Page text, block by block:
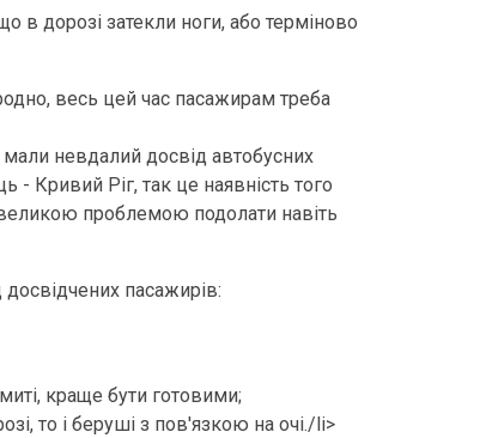
в дорозі затекли ноги, або терміново
весь цей час пасажирам треба
мали невдалий досвід автобусних
Кривий Ріг, так це наявність того
проблемою подолати навіть
пасажирів:
краще бути готовими;
то і беруші з пов'язкою на очі./li>